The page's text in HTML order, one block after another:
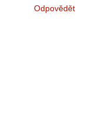
Odpovědět